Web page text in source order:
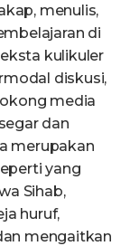
menulis,
di
kulikuler
diskusi,
media
dan
merupakan
yang
Sihab,
huruf,
mengaitkan